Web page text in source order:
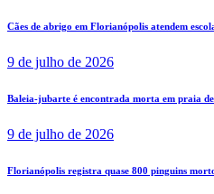
Cães de abrigo em Florianópolis atendem
9 de julho de 2026
Baleia-jubarte é encontrada morta em praia
9 de julho de 2026
Florianópolis registra quase 800 pinguins